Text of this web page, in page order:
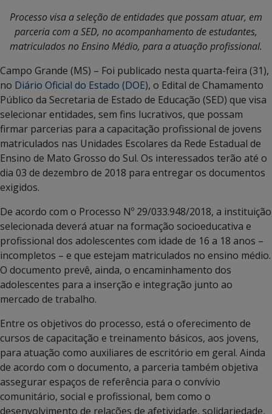
Processo visa a seleção de entidades que possam atuar, em
parceria com a SED, no acompanhamento de estudantes,
matriculados no Ensino Médio, para a atuação profissional.
Campo Grande (MS) – Foi publicado nesta quarta-feira (31),
no Diário Oficial do Estado (DOE), o Edital de Chamamento
Público da Secretaria de Estado de Educação (SED) que visa
selecionar entidades, sem fins lucrativos, que possam
firmar parcerias para a capacitação profissional de jovens
matriculados nas Unidades Escolares da Rede Estadual de
Ensino de Mato Grosso do Sul. Os interessados terão até o
dia 03 de dezembro de 2018 para entregar os documentos
exigidos.
De acordo com o Processo Nº 29/033.948/2018, a instituição
selecionada deverá atuar na formação socioeducativa e
profissional dos adolescentes com idade de 16 a 18 anos –
incompletos – e que estejam matriculados no ensino médio.
O documento prevê, ainda, o encaminhamento dos
adolescentes para a inserção e integração junto ao
mercado de trabalho.
Entre os objetivos do processo, está o oferecimento de
cursos de capacitação e treinamento básicos, aos jovens,
para atuação como auxiliares de escritório em geral. Ainda
de acordo com o documento, a parceria também objetiva
assegurar espaços de referência para o convívio
comunitário, social e profissional, bem como o
desenvolvimento de relações de afetividade, solidariedade,